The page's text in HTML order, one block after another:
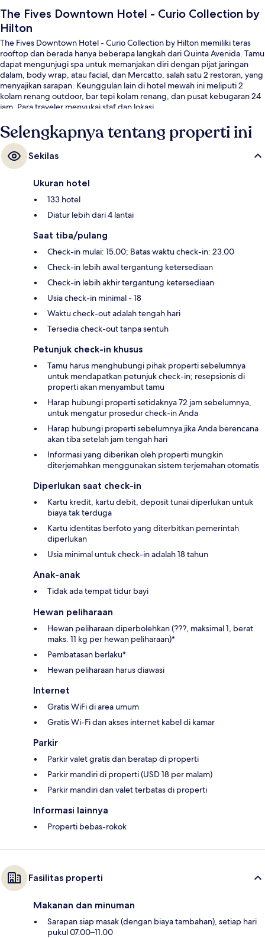
The Fives Downtown Hotel - Curio Collection by
Hilton
The Fives Downtown Hotel - Curio Collection by Hilton memiliki teras
rooftop dan berada hanya beberapa langkah dari Quinta Avenida. Tamu
dapat mengunjugi spa untuk memanjakan diri dengan pijat jaringan
dalam, body wrap, atau facial, dan Mercatto, salah satu 2 restoran, yang
menyajikan sarapan. Keunggulan lain di hotel mewah ini meliputi 2
kolam renang outdoor, bar tepi kolam renang, dan pusat kebugaran 24
jam. Para traveler menyukai staf dan lokasi.
Selengkapnya tentang properti ini
Sekilas
Ukuran hotel
133 hotel
Diatur lebih dari 4 lantai
Saat tiba/pulang
Check-in mulai: 15.00; Batas waktu check-in: 23.00
Check-in lebih awal tergantung ketersediaan
Check-in lebih akhir tergantung ketersediaan
Usia check-in minimal - 18
Waktu check-out adalah tengah hari
Tersedia check-out tanpa sentuh
Petunjuk check-in khusus
Tamu harus menghubungi pihak properti sebelumnya
untuk mendapatkan petunjuk check-in; resepsionis di
properti akan menyambut tamu
Harap hubungi properti setidaknya 72 jam sebelumnya,
untuk mengatur prosedur check-in Anda
Harap hubungi properti sebelumnya jika Anda berencana
akan tiba setelah jam tengah hari
Informasi yang diberikan oleh properti mungkin
diterjemahkan menggunakan sistem terjemahan otomatis
Diperlukan saat check-in
Kartu kredit, kartu debit, deposit tunai diperlukan untuk
biaya tak terduga
Kartu identitas berfoto yang diterbitkan pemerintah
diperlukan
Usia minimal untuk check-in adalah 18 tahun
Anak-anak
Tidak ada tempat tidur bayi
Hewan peliharaan
Hewan peliharaan diperbolehkan (???, maksimal 1, berat
maks. 11 kg per hewan peliharaan)*
Pembatasan berlaku*
Hewan peliharaan harus diawasi
Internet
Gratis WiFi di area umum
Gratis Wi-Fi dan akses internet kabel di kamar
Parkir
Parkir valet gratis dan beratap di properti
Parkir mandiri di properti (USD 18 per malam)
Parkir mandiri dan valet terbatas di properti
Informasi lainnya
Properti bebas-rokok
Fasilitas properti
Makanan dan minuman
Sarapan siap masak (dengan biaya tambahan), setiap hari
pukul 07.00–11.00